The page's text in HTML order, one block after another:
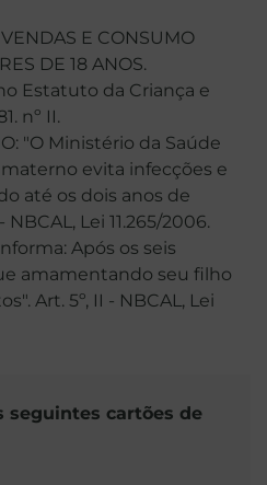
E CONSUMO
DE 18 ANOS.
Estatuto da Criança e
nº II.
"O Ministério da Saúde
evita infecções e
até os dois anos de
Lei 11.265/2006.
Após os seis
amamentando seu filho
Art. 5º, II - NBCAL, Lei
seguintes cartões de